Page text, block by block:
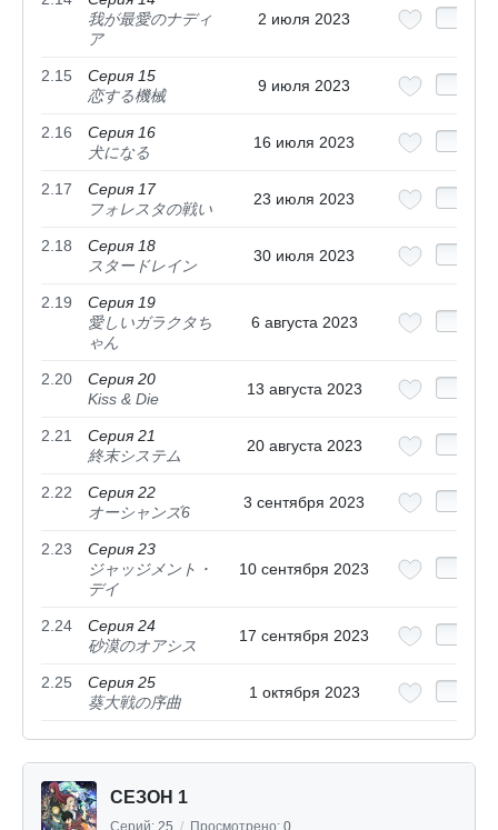
我が最愛のナディ
ア
2 июля 2023
2.15
Серия 15
恋する機械
9 июля 2023
2.16
Серия 16
犬になる
16 июля 2023
2.17
Серия 17
フォレスタの戦い
23 июля 2023
2.18
Серия 18
スタードレイン
30 июля 2023
2.19
Серия 19
愛しいガラクタち
ゃん
6 августа 2023
2.20
Серия 20
Kiss & Die
13 августа 2023
2.21
Серия 21
終末システム
20 августа 2023
2.22
Серия 22
オーシャンズ6
3 сентября 2023
2.23
Серия 23
ジャッジメント・
デイ
10 сентября 2023
2.24
Серия 24
砂漠のオアシス
17 сентября 2023
2.25
Серия 25
葵大戦の序曲
1 октября 2023
СЕЗОН 1